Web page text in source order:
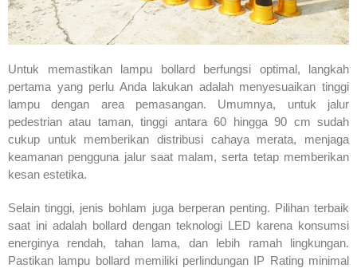
Untuk memastikan lampu bollard berfungsi optimal, langkah
pertama yang perlu Anda lakukan adalah menyesuaikan tinggi
lampu dengan area pemasangan. Umumnya, untuk jalur
pedestrian atau taman, tinggi antara 60 hingga 90 cm sudah
cukup untuk memberikan distribusi cahaya merata, menjaga
keamanan pengguna jalur saat malam, serta tetap memberikan
kesan estetika.
Selain tinggi, jenis bohlam juga berperan penting. Pilihan terbaik
saat ini adalah bollard dengan teknologi LED karena konsumsi
energinya rendah, tahan lama, dan lebih ramah lingkungan.
Pastikan lampu bollard memiliki perlindungan IP Rating minimal